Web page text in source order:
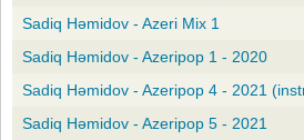
Sadiq Həmidov - Azeri Mix 1
Sadiq Həmidov - Azeripop 1 - 2020
Sadiq Həmidov - Azeripop 4 - 2021
Sadiq Həmidov - Azeripop 5 - 2021